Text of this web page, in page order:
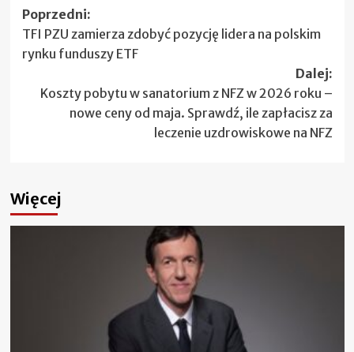
Zobacz
wpisy
Poprzedni:
TFI PZU zamierza zdobyć pozycję lidera na polskim
rynku funduszy ETF
Dalej:
Koszty pobytu w sanatorium z NFZ w 2026 roku –
nowe ceny od maja. Sprawdź, ile zapłacisz za
leczenie uzdrowiskowe na NFZ
Więcej